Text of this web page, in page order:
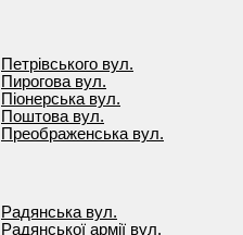
Петрівського вул.
Пирогова вул.
Піонерська вул.
Поштова вул.
Преображенська вул.
Радянська вул.
Радянської армії вул.